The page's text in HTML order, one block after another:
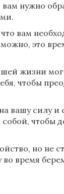
нужно
вам
это
жизни
чтобы
вашу силу и
чтобы
но не
во время